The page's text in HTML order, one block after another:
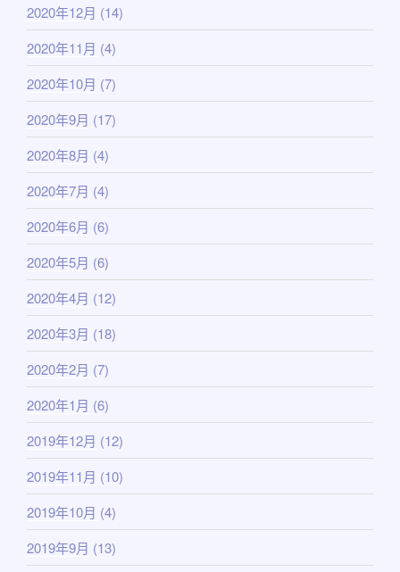
2020年12月 (14)
2020年11月 (4)
2020年10月 (7)
2020年9月 (17)
2020年8月 (4)
2020年7月 (4)
2020年6月 (6)
2020年5月 (6)
2020年4月 (12)
2020年3月 (18)
2020年2月 (7)
2020年1月 (6)
2019年12月 (12)
2019年11月 (10)
2019年10月 (4)
2019年9月 (13)